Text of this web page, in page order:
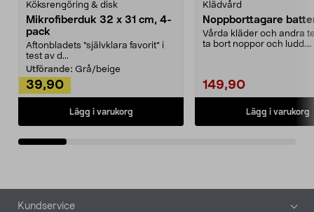
Köksrengöring & disk
Mikrofiberduk 32 x 31 cm, 4-
pack
Aftonbladets "självklara favorit” i
test av d...
Utförande: Grå/beige
39,90
Lägg i varukorg
Klädvård
Noppborttagare
Vårda kläder och andra
ta bort noppor och ludd.
149,90
Lägg i varukorg
Sidfot
Kundservice